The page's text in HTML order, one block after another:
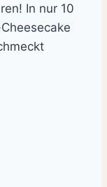
In nur 10